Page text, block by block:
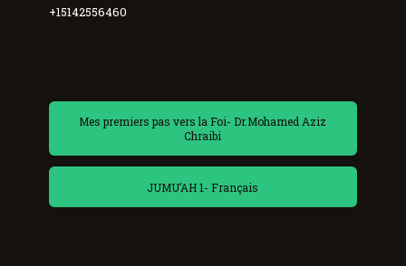
+15142556460
Mes premiers pas vers la Foi- Dr.Mohamed Aziz
Chraibi
JUMU’AH 1- Français